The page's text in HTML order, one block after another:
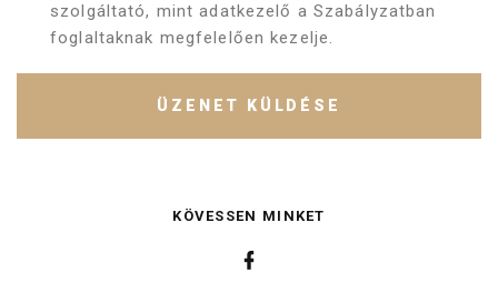
szolgáltató, mint adatkezelő a Szabályzatban
foglaltaknak megfelelően kezelje.
ÜZENET KÜLDÉSE
KÖVESSEN MINKET